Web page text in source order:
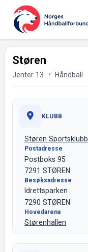
Støren
Jenter 13 Håndball
KLUBB
Støren Sportsklubb
Postadresse
Postboks 95
7291 STØREN
Besøksadresse
Idrettsparken
7290 STØREN
Hovedarena
Størenhallen